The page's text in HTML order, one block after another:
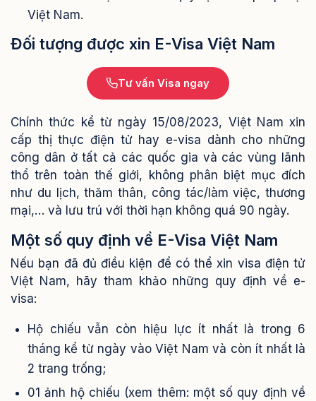
Việt Nam.
Đối tượng được xin E-Visa Việt Nam
Tư vấn Visa ngay
Chính thức kể từ ngày 15/08/2023, Việt Nam xin
cấp thị thực điện tử hay e-visa dành cho những
công dân ở tất cả các quốc gia và các vùng lãnh
thổ trên toàn thế giới, không phân biệt mục đích
như du lịch, thăm thân, công tác/làm việc, thương
mại,… và lưu trú với thời hạn không quá 90 ngày.
Một số quy định về E-Visa Việt Nam
Nếu bạn đã đủ điều kiện để có thể xin visa điện tử
Việt Nam, hãy tham khảo những quy định về e-
visa:
Hộ chiếu vẫn còn hiệu lực ít nhất là trong 6
tháng kể từ ngày vào Việt Nam và còn ít nhất là
2 trang trống;
01 ảnh hộ chiếu (xem thêm: một số quy định về